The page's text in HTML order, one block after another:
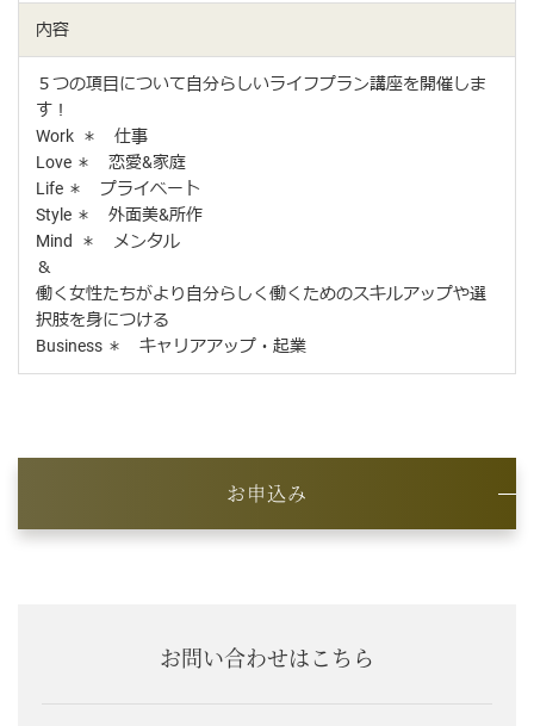
内容
５つの項目について自分らしいライフプラン講座を開催しま
す！
Work ＊ 仕事
Love ＊ 恋愛&家庭
Life ＊ プライベート
Style ＊ 外面美&所作
Mind ＊ メンタル
＆
働く女性たちがより自分らしく働くためのスキルアップや選
択肢を身につける
Business ＊ キャリアアップ・起業
お申込み
お問い合わせはこちら